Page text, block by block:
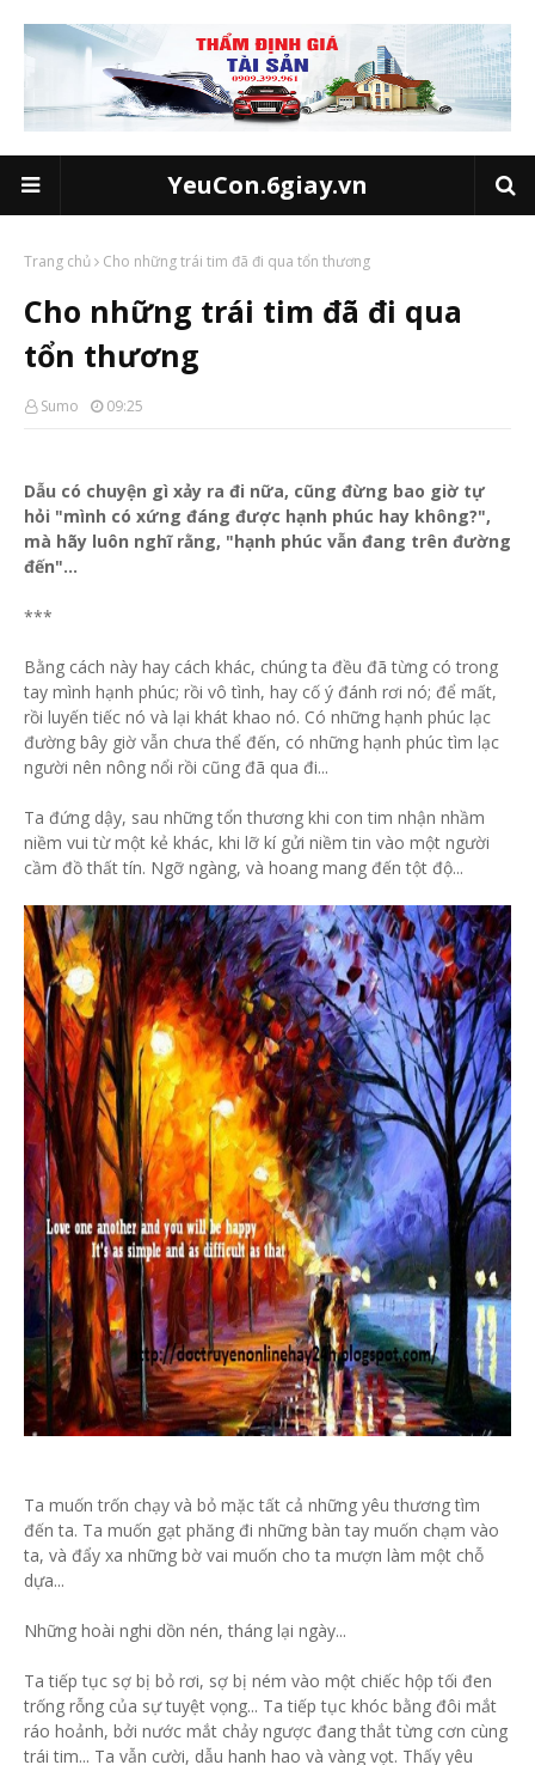
YeuCon.6giay.vn
Trang chủ Cho những trái tim đã đi qua tổn thương
Cho những trái tim đã đi qua
tổn thương
Sumo 09:25
Dẫu có chuyện gì xảy ra đi nữa, cũng đừng bao giờ tự
hỏi "mình có xứng đáng được hạnh phúc hay không?",
mà hãy luôn nghĩ rằng, "hạnh phúc vẫn đang trên đường
đến"...
***
Bằng cách này hay cách khác, chúng ta đều đã từng có trong
tay mình hạnh phúc; rồi vô tình, hay cố ý đánh rơi nó; để mất,
rồi luyến tiếc nó và lại khát khao nó. Có những hạnh phúc lạc
đường bây giờ vẫn chưa thể đến, có những hạnh phúc tìm lạc
người nên nông nổi rồi cũng đã qua đi...
Ta đứng dậy, sau những tổn thương khi con tim nhận nhầm
niềm vui từ một kẻ khác, khi lỡ kí gửi niềm tin vào một người
cầm đồ thất tín. Ngỡ ngàng, và hoang mang đến tột độ...
Ta muốn trốn chạy và bỏ mặc tất cả những yêu thương tìm
đến ta. Ta muốn gạt phăng đi những bàn tay muốn chạm vào
ta, và đẩy xa những bờ vai muốn cho ta mượn làm một chỗ
dựa...
Những hoài nghi dồn nén, tháng lại ngày...
Ta tiếp tục sợ bị bỏ rơi, sợ bị ném vào một chiếc hộp tối đen
trống rỗng của sự tuyệt vọng... Ta tiếp tục khóc bằng đôi mắt
ráo hoảnh, bởi nước mắt chảy ngược đang thắt từng cơn cùng
trái tim... Ta vẫn cười, dẫu hanh hao và vàng vọt. Thấy yêu